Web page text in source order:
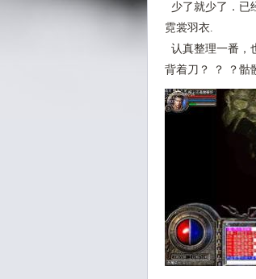
少了就少了．已
霓裳羽衣.
认真整理一番，
背着刀？ ？ ？骷